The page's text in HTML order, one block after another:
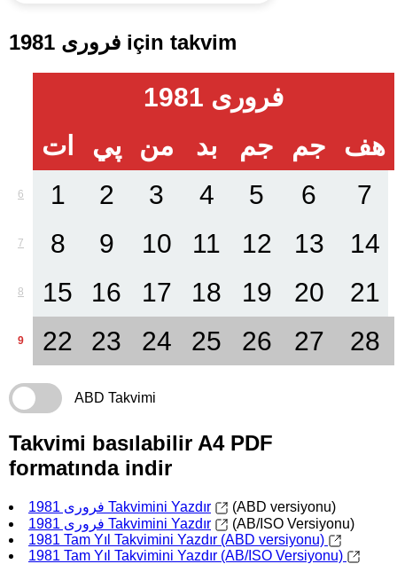
فروری 1981 için takvim
فروری 1981
ات
پي من بد جم جم هف
6 1 2 3 4 5 6 7
7 8 9 10 11 12 13 14
8 15 16 17 18 19 20 21
9 22 23 24 25 26 27 28
ABD Takvimi
Takvimi basılabilir A4 PDF
formatında indir
فروری 1981 Takvimini Yazdır
(ABD versiyonu)
فروری 1981 Takvimini Yazdır
(AB/ISO Versiyonu)
1981 Tam Yıl Takvimini Yazdır (ABD versiyonu)
1981 Tam Yıl Takvimini Yazdır (AB/ISO Versiyonu)